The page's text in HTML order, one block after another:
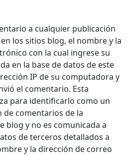
a cualquier publicación
los sitios blog, el nombre y la
con la cual ingrese su
en la base de datos de este
IP de su computadora y
el comentario. Esta
para identificarlo como un
comentarios de la
blog y no es comunicada a
de terceros detallados a
y la dirección de correo